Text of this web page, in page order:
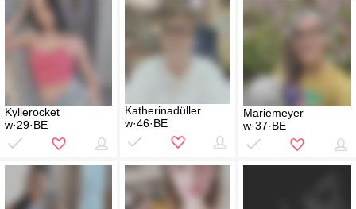
Kylierocket
w·29·BE
Katherinadüller
w·46·BE
Mariemeyer
w·37·BE